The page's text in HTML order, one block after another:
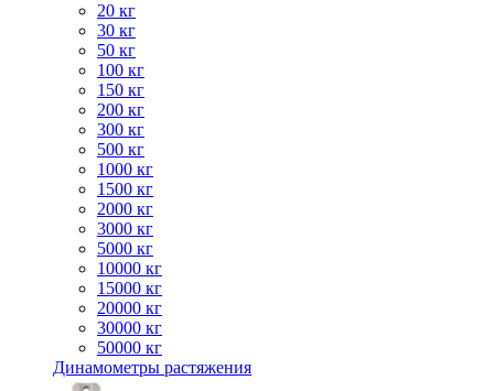
20 кг
30 кг
50 кг
100 кг
150 кг
200 кг
300 кг
500 кг
1000 кг
1500 кг
2000 кг
3000 кг
5000 кг
10000 кг
15000 кг
20000 кг
30000 кг
50000 кг
Динамометры растяжения